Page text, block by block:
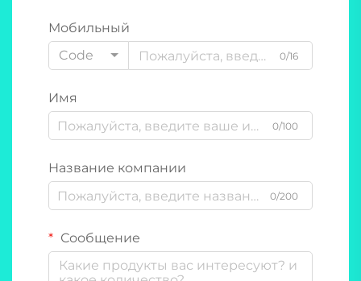
Мобильный
Code
0/16
Имя
0/100
Название компании
0/200
Сообщение